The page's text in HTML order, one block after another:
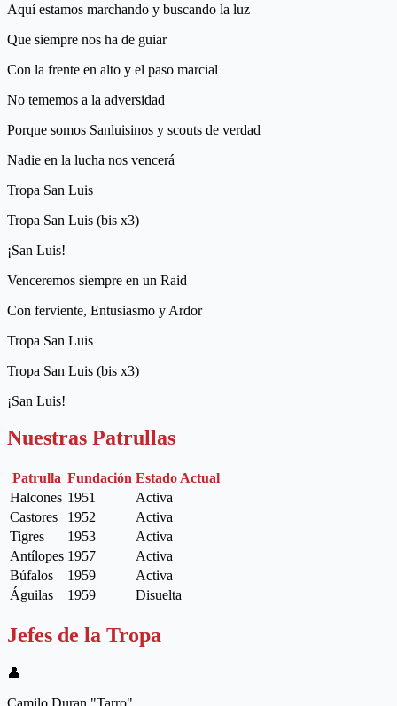
Aquí estamos marchando y buscando la luz
Que siempre nos ha de guiar
Con la frente en alto y el paso marcial
No tememos a la adversidad
Porque somos Sanluisinos y scouts de verdad
Nadie en la lucha nos vencerá
Tropa San Luis
Tropa San Luis (bis x3)
¡San Luis!
Venceremos siempre en un Raid
Con ferviente, Entusiasmo y Ardor
Tropa San Luis
Tropa San Luis (bis x3)
¡San Luis!
Nuestras Patrullas
Patrulla Fundación Estado Actual
Halcones 1951
Activa
Castores
1952
Activa
Tigres
1953
Activa
Antílopes 1957
Activa
Búfalos
1959
Activa
Águilas
1959 Disuelta
Jefes de la Tropa
👤